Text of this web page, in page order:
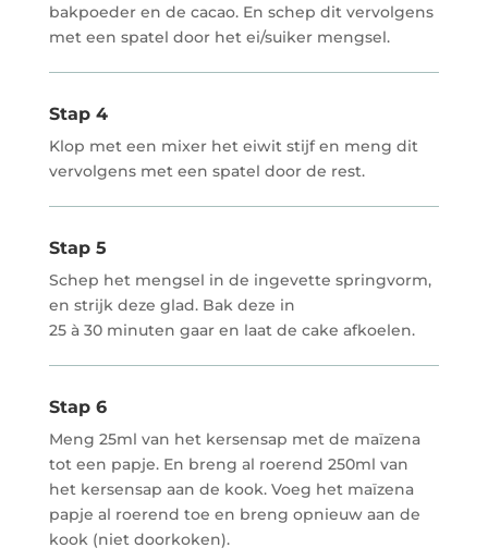
bakpoeder en de cacao. En schep dit vervolgens
met een spatel door het ei/suiker mengsel.
Stap 4
Klop met een mixer het eiwit stijf en meng dit
vervolgens met een spatel door de rest.
Stap 5
Schep het mengsel in de ingevette springvorm,
en strijk deze glad. Bak deze in
25 à 30 minuten gaar en laat de cake afkoelen.
Stap 6
Meng 25ml van het kersensap met de maïzena
tot een papje. En breng al roerend 250ml van
het kersensap aan de kook. Voeg het maïzena
papje al roerend toe en breng opnieuw aan de
kook (niet doorkoken).